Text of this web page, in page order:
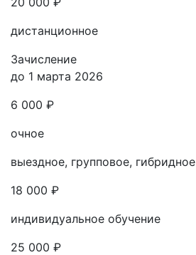
дистанционное
Зачисление
до 1 марта 2026
6 000 ₽
очное
выездное, групповое, гибридное
18 000 ₽
индивидуальное обучение
25 000 ₽